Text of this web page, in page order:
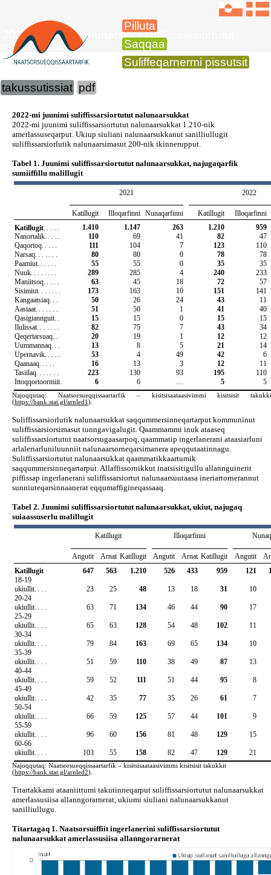
Pilluta
Saqqaa
Suliffeqarnermi pissutsit
2022-mi juunimi nunatsinni suliffissarsiortutut
nalunaarsukkat
takussutissiat pdf